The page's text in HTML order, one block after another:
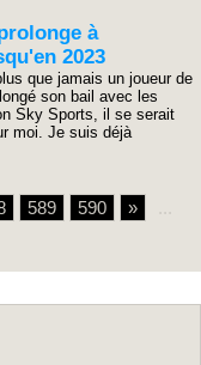
à
2023
que jamais un joueur de
son bail avec les
Sky Sports, il se serait
moi. Je suis déjà
589 590 »